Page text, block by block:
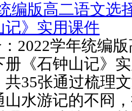
编版高二语文选
记》实用课件
2022学年统编
册《石钟山记》
共35张通过梳理
山水游记的不冏